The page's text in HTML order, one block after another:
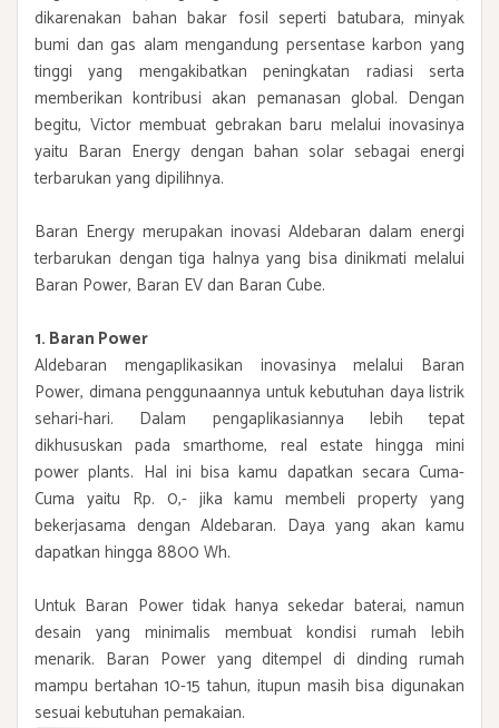
dikarenakan bahan bakar fosil seperti batubara, minyak
bumi dan gas alam mengandung persentase karbon yang
tinggi yang mengakibatkan peningkatan radiasi serta
memberikan kontribusi akan pemanasan global. Dengan
begitu, Victor membuat gebrakan baru melalui inovasinya
yaitu Baran Energy dengan bahan solar sebagai energi
terbarukan yang dipilihnya.
Baran Energy merupakan inovasi Aldebaran dalam energi
terbarukan dengan tiga halnya yang bisa dinikmati melalui
Baran Power, Baran EV dan Baran Cube.
1. Baran Power
Aldebaran mengaplikasikan inovasinya melalui Baran
Power, dimana penggunaannya untuk kebutuhan daya listrik
sehari-hari. Dalam pengaplikasiannya lebih tepat
dikhususkan pada smarthome, real estate hingga mini
power plants. Hal ini bisa kamu dapatkan secara Cuma-
Cuma yaitu Rp. 0,- jika kamu membeli property yang
bekerjasama dengan Aldebaran. Daya yang akan kamu
dapatkan hingga 8800 Wh.
Untuk Baran Power tidak hanya sekedar baterai, namun
desain yang minimalis membuat kondisi rumah lebih
menarik. Baran Power yang ditempel di dinding rumah
mampu bertahan 10-15 tahun, itupun masih bisa digunakan
sesuai kebutuhan pemakaian.